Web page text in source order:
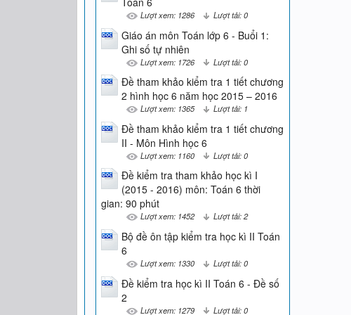
Lượt xem: 1286 Lượt tải: 0
Giáo án môn Toán lớp 6 - Buổi 1:
Ghi số tự nhiên
Lượt xem: 1726 Lượt tải: 0
Đề tham khảo kiểm tra 1 tiết chương
2 hình học 6 năm học 2015 – 2016
Lượt xem: 1365 Lượt tải: 1
Đề tham khảo kiểm tra 1 tiết chương
II - Môn Hình học 6
Lượt xem: 1160 Lượt tải: 0
Đề kiểm tra tham khảo học kì I
(2015 - 2016) môn: Toán 6 thời
gian: 90 phút
Lượt xem: 1452 Lượt tải: 2
Bộ đề ôn tập kiểm tra học kì II Toán
6
Lượt xem: 1330 Lượt tải: 0
Đề kiểm tra học kì II Toán 6 - Đề số
2
Lượt xem: 1279 Lượt tải: 0